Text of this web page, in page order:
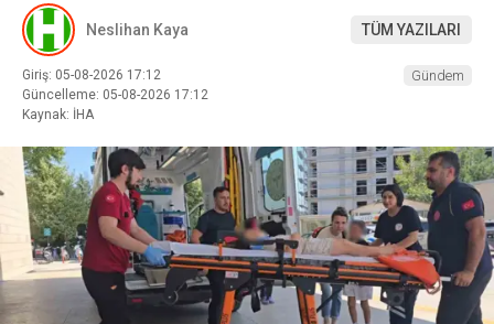
Neslihan Kaya TÜM YAZILARI
Giriş: 05-08-2026 17:12
Güncelleme: 05-08-2026 17:12
Kaynak: İHA
Gündem